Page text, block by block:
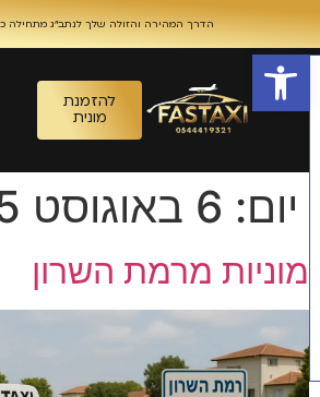
פתח סרגל נגישות
הדרך המהירה והזולה שלך לנתב"ג מתחילה כאן
להזמנת
מונית
יום: 6 באוגוסט 2025
מוניות מרמת השרון